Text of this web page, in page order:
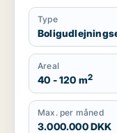
Type
Areal
40 - 120 m2
Max. per måned
3.000.000 DKK